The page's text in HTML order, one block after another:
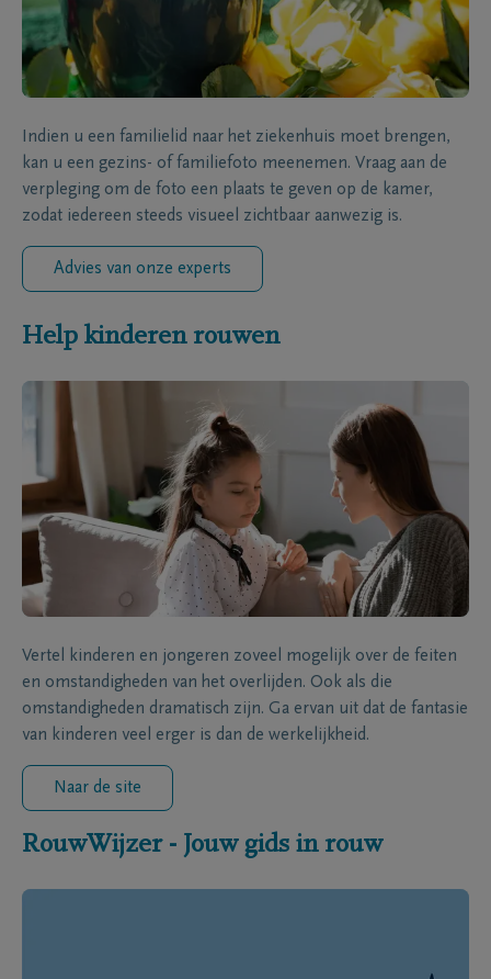
Indien u een familielid naar het ziekenhuis moet brengen,
kan u een gezins- of familiefoto meenemen. Vraag aan de
verpleging om de foto een plaats te geven op de kamer,
zodat iedereen steeds visueel zichtbaar aanwezig is.
Advies van onze experts
Help kinderen rouwen
Vertel kinderen en jongeren zoveel mogelijk over de feiten
en omstandigheden van het overlijden. Ook als die
omstandigheden dramatisch zijn. Ga ervan uit dat de fantasie
van kinderen veel erger is dan de werkelijkheid.
Naar de site
RouwWijzer - Jouw gids in rouw